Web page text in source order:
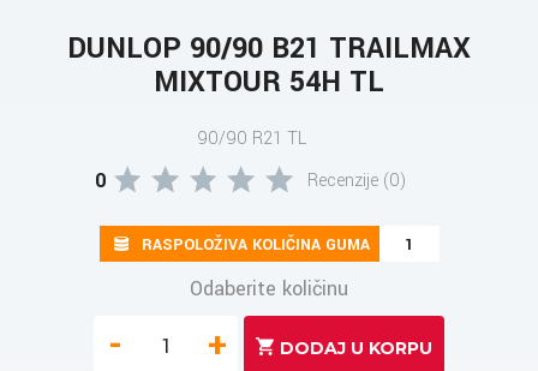
DUNLOP 90/90 B21 TRAILMAX
MIXTOUR 54H TL
90/90 R21 TL
0 Recenzije (0)
RASPOLOŽIVA KOLIČINA GUMA 1
Odaberite količinu
- +